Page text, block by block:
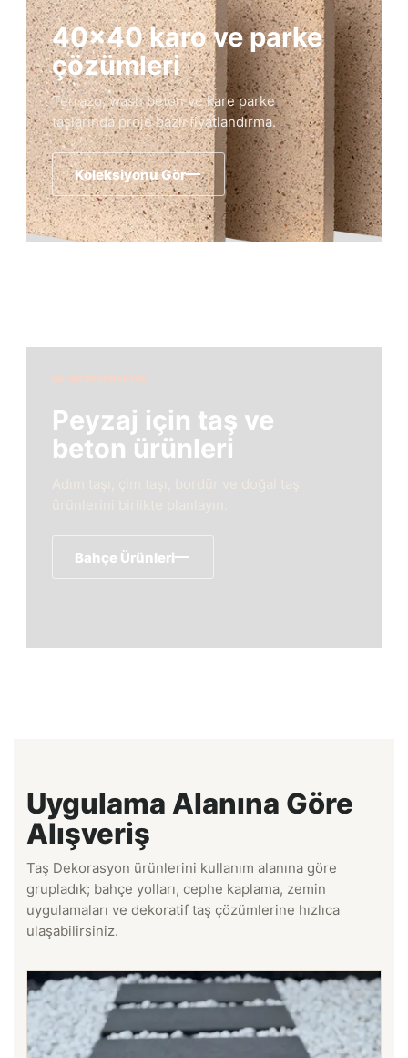
40×40 karo ve parke
çözümleri
Terrazo, wash beton ve kare parke
taşlarında proje bazlı fiyatlandırma.
Koleksiyonu Gör
BAHÇE DEKORASYON
Peyzaj için taş ve
beton ürünleri
Bahçe Ürünleri
Uygulama Alanına Göre
Alışveriş
Taş Dekorasyon ürünlerini kullanım alanına göre
grupladık; bahçe yolları, cephe kaplama, zemin
uygulamaları ve dekoratif taş çözümlerine hızlıca
ulaşabilirsiniz.